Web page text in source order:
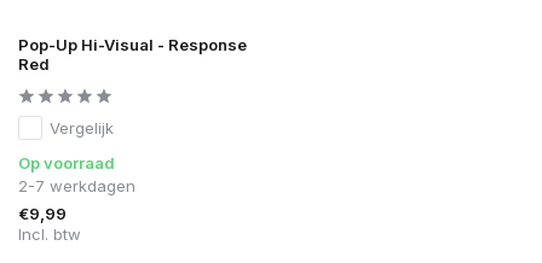
Pop-Up Hi-Visual - Response
Red
Vergelijk
Op voorraad
2-7 werkdagen
€9,99
Incl. btw